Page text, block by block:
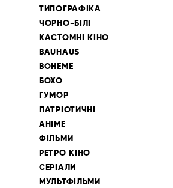
ТИПОГРАФІКА
ЧОРНО-БІЛІ
КАСТОМНІ КІНО
BAUHAUS
BOHEME
БОХО
ГУМОР
ПАТРІОТИЧНІ
АНІМЕ
ФІЛЬМИ
РЕТРО КІНО
СЕРІАЛИ
МУЛЬТФІЛЬМИ